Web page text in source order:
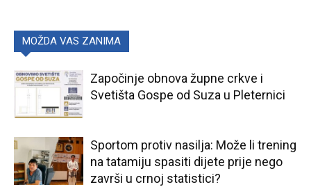
MOŽDA VAS ZANIMA
Započinje obnova župne crkve i
Svetišta Gospe od Suza u Pleternici
Sportom protiv nasilja: Može li trening
na tatamiju spasiti dijete prije nego
završi u crnoj statistici?